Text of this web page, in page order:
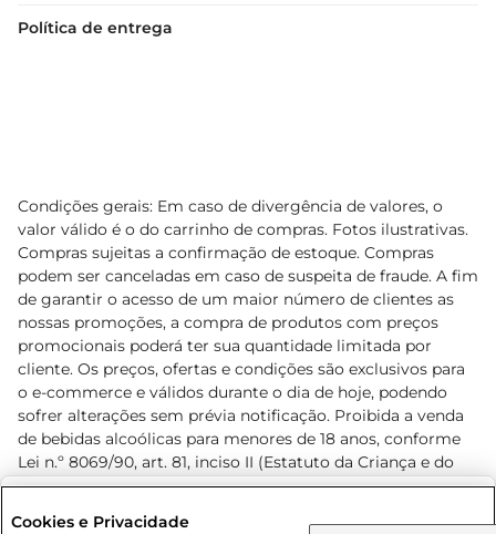
Política de entrega
Condições gerais: Em caso de divergência de valores, o
valor válido é o do carrinho de compras. Fotos ilustrativas.
Compras sujeitas a confirmação de estoque. Compras
podem ser canceladas em caso de suspeita de fraude. A fim
de garantir o acesso de um maior número de clientes as
nossas promoções, a compra de produtos com preços
promocionais poderá ter sua quantidade limitada por
cliente. Os preços, ofertas e condições são exclusivos para
o e-commerce e válidos durante o dia de hoje, podendo
sofrer alterações sem prévia notificação. Proibida a venda
de bebidas alcoólicas para menores de 18 anos, conforme
Lei n.º 8069/90, art. 81, inciso II (Estatuto da Criança e do
Adolescente). Preços e condições exclusivos para o
Cookies e Privacidade